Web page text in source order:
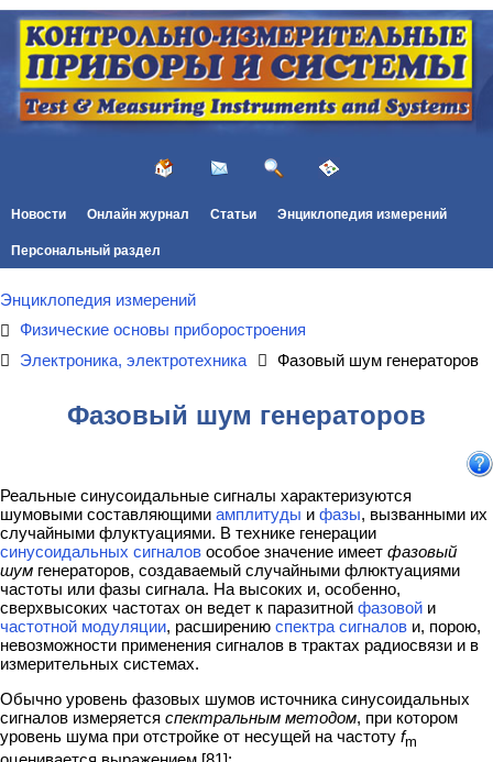
Новости Онлайн журнал Статьи Энциклопедия измерений
Персональный раздел
Энциклопедия измерений
Физические основы приборостроения
Электроника, электротехника
Фазовый шум генераторов
Фазовый шум генераторов
Реальные синусоидальные сигналы характеризуются
шумовыми составляющими амплитуды и фазы, вызванными их
случайными флуктуациями. В технике генерации
синусоидальных сигналов особое значение имеет фазовый
шум генераторов, создаваемый случайными флюктуациями
частоты или фазы сигнала. На высоких и, особенно,
сверхвысоких частотах он ведет к паразитной фазовой и
частотной модуляции, расширению спектра сигналов и, порою,
невозможности применения сигналов в трактах радиосвязи и в
измерительных системах.
Обычно уровень фазовых шумов источника синусоидальных
сигналов измеряется спектральным методом, при котором
уровень шума при отстройке от несущей на частоту fm